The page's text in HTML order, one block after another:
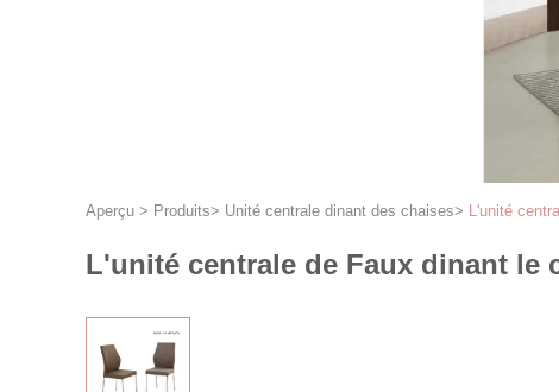
Aperçu > Produits> Unité centrale dinant des chaises> L'unité
L'unité centrale de Faux dinant le